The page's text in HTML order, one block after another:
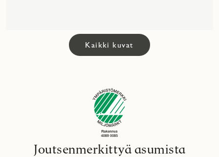
Kaikki kuvat
Joutsenmerkittyä asumista